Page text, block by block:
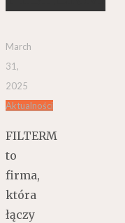
March
31,
2025
Aktualności
FILTERM
to
firma,
która
łączy